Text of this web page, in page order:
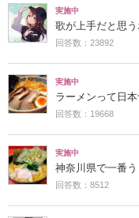
実施中
歌が上手だと思
回答数：23892
実施中
ラーメンって日
回答数：19668
実施中
神奈川県で一番
回答数：8512